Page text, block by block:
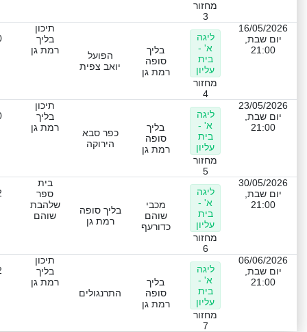
מחזור
3
16/05/2026
יום שבת,
21:00
ליגה
א' -
בית
עליון
מחזור
4
בליך
סופה
רמת גן
הפועל
יואב צפית
תיכון
בליך
רמת גן
23/05/2026
יום שבת,
21:00
ליגה
א' -
בית
עליון
מחזור
5
בליך
סופה
רמת גן
כפר סבא
הירוקה
תיכון
בליך
רמת גן
30/05/2026
יום שבת,
21:00
ליגה
א' -
בית
עליון
מחזור
6
מכבי
שוהם
כדורעף
בליך סופה
רמת גן
בית
ספר
שלהבת
שוהם
06/06/2026
יום שבת,
21:00
ליגה
א' -
בית
עליון
מחזור
7
בליך
סופה
רמת גן
התרנגולים
תיכון
בליך
רמת גן